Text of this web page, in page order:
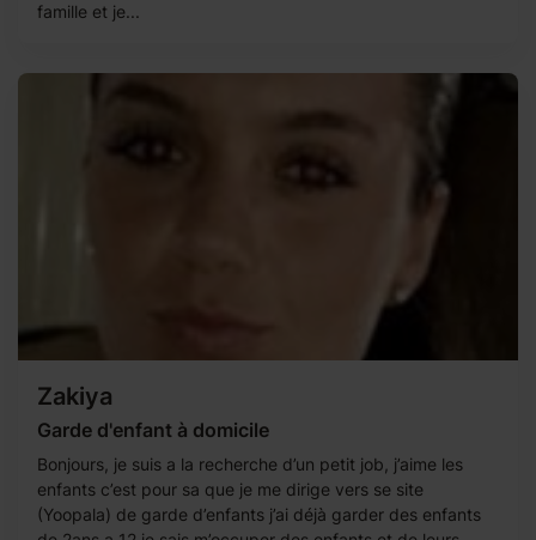
famille et je...
Zakiya
Garde d'enfant à domicile
Bonjours, je suis a la recherche d’un petit job, j’aime les
enfants c’est pour sa que je me dirige vers se site
(Yoopala) de garde d’enfants j’ai déjà garder des enfants